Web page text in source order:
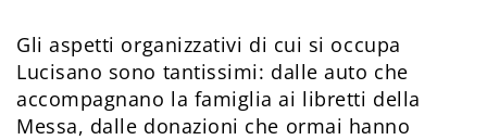
Gli aspetti organizzativi di cui si occupa
Lucisano sono tantissimi: dalle auto che
accompagnano la famiglia ai libretti della
Messa, dalle donazioni che ormai hanno